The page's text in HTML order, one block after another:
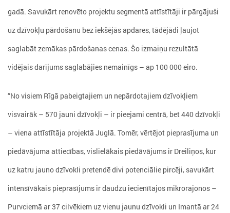
gadā. Savukārt renovēto projektu segmentā attīstītāji ir pārgājuši
uz dzīvokļu pārdošanu bez iekšējās apdares, tādējādi ļaujot
saglabāt zemākas pārdošanas cenas. Šo izmaiņu rezultātā
vidējais darījums saglabājies nemainīgs – ap 100 000 eiro.
“No visiem Rīgā pabeigtajiem un nepārdotajiem dzīvokļiem
visvairāk – 570 jauni dzīvokļi – ir pieejami centrā, bet 440 dzīvokļi
– viena attīstītāja projektā Juglā. Tomēr, vērtējot pieprasījuma un
piedāvājuma attiecības, vislielākais piedāvājums ir Dreiliņos, kur
uz katru jauno dzīvokli pretendē divi potenciālie pircēji, savukārt
intensīvākais pieprasījums ir daudzu iecienītajos mikrorajonos –
Purvciemā ar 37 cilvēkiem uz vienu jaunu dzīvokli un Imantā ar 24